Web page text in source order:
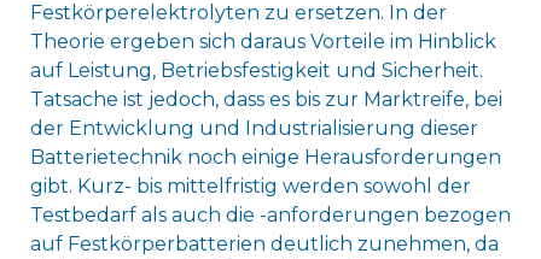
Festkörperelektrolyten zu ersetzen. In der
Theorie ergeben sich daraus Vorteile im Hinblick
auf Leistung, Betriebsfestigkeit und Sicherheit.
Tatsache ist jedoch, dass es bis zur Marktreife, bei
der Entwicklung und Industrialisierung dieser
Batterietechnik noch einige Herausforderungen
gibt. Kurz- bis mittelfristig werden sowohl der
Testbedarf als auch die -anforderungen bezogen
auf Festkörperbatterien deutlich zunehmen, da